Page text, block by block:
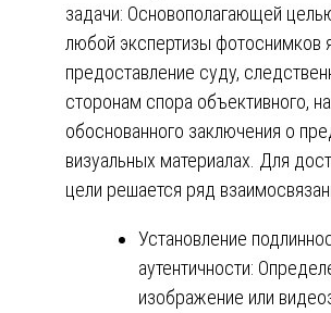
задачи: Основополагающей
любой экспертизы фотоснимков
предоставление суду,
сторонам спора объективного,
обоснованного заключения о
визуальных материалах. Для
цели решается ряд
Установление
аутентичности:
изображение или